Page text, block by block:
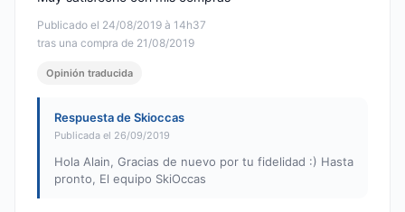
Publicado el 24/08/2019 à 14h37
tras una compra de 21/08/2019
Opinión traducida
Respuesta de Skioccas
Publicada el 26/09/2019
Hola Alain, Gracias de nuevo por tu fidelidad :) Hasta
pronto, El equipo SkiOccas